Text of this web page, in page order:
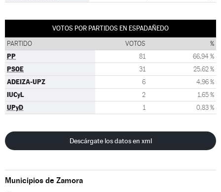
VOTOS POR PARTIDOS EN ESPADAÑEDO
PARTIDO VOTOS %
PP 81 66,94 %
PSOE 31 25,62 %
ADEIZA-UPZ 6 4,96 %
IUCyL 2 1,65 %
UPyD 1 0,83 %
Descárgate los datos en xml
Municipios de Zamora